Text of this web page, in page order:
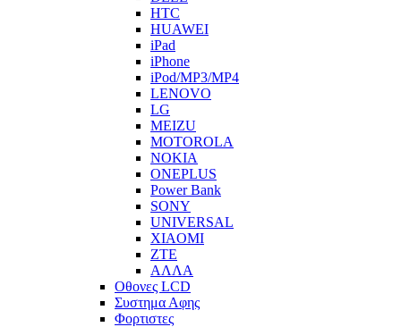
HTC
HUAWEI
iPad
iPhone
iPod/MP3/MP4
LENOVO
LG
MEIZU
MOTOROLA
NOKIA
ONEPLUS
Power Bank
SONY
UNIVERSAL
XIAOMI
ZTE
ΑΛΛΑ
Οθονες LCD
Συστημα Αφης
Φορτιστες